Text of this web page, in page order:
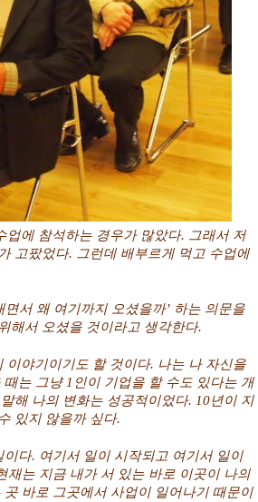
에 참석하는 경우가 많았다. 그래서 저
고팠었다. 그런데 배부르게 먹고 수업에
서 왜 여기까지 오셨을까’ 하는 의문을
해서 오셨을 것이라고 생각한다.
이야기이기도 할 것이다. 나는 나 자신을
는 그냥 1인이 기업을 할 수도 있다는 개
해 나의 변화는 성공적이었다. 10년이 지
있지 않을까 싶다.
다. 여기서 일이 시작되고 여기서 일이
재는 지금 내가 서 있는 바로 이곳이 나의
바로 그곳에서 사업이 일어나기 때문이